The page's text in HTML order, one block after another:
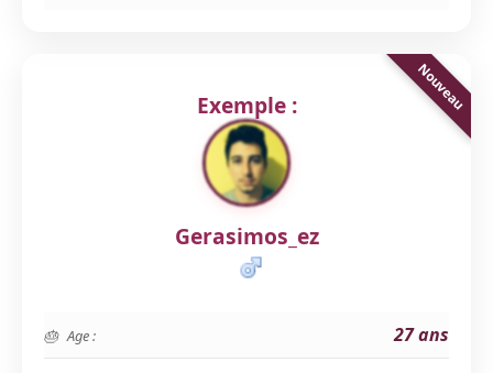
Exemple :
Gerasimos_ez
Age : 27 ans